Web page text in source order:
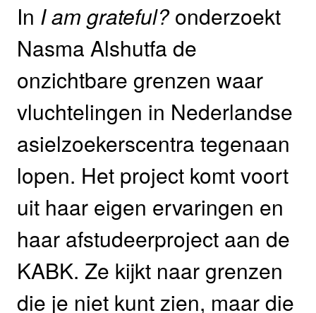
In I am grateful?onderzoekt
Nasma Alshutfa de
onzichtbare grenzen waar
vluchtelingen in Nederlandse
asielzoekerscentra tegenaan
lopen. Het project komt voort
uit haar eigen ervaringen en
haar afstudeerproject aan de
KABK. Ze kijkt naar grenzen
die je niet kunt zien, maar die